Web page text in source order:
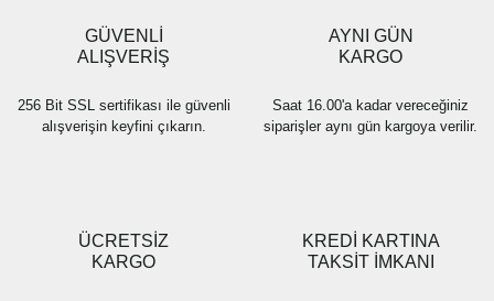
Ürün fiyatı diğer sitelerden daha pahalı.
Bu ürüne benzer farklı alternatifler olmalı.
GÜVENLİ
ALIŞVERİŞ
256 Bit SSL sertifikası ile güvenli
alışverişin keyfini çıkarın.
AYNI GÜN
KARGO
Saat 16.00'a kadar vereceğiniz
siparişler aynı gün kargoya verilir.
ÜCRETSİZ
KARGO
KREDİ KARTINA
TAKSİT İMKANI